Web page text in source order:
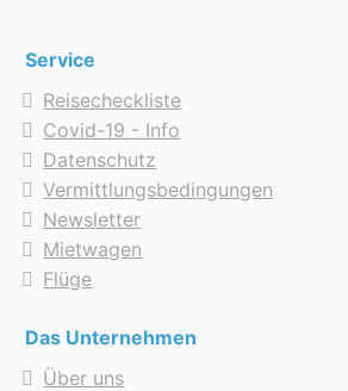
Service
Reisecheckliste
Covid-19 - Info
Datenschutz
Vermittlungsbedingungen
Newsletter
Mietwagen
Flüge
Das Unternehmen
Über uns